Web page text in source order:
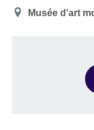
Lieu
Musée d'art